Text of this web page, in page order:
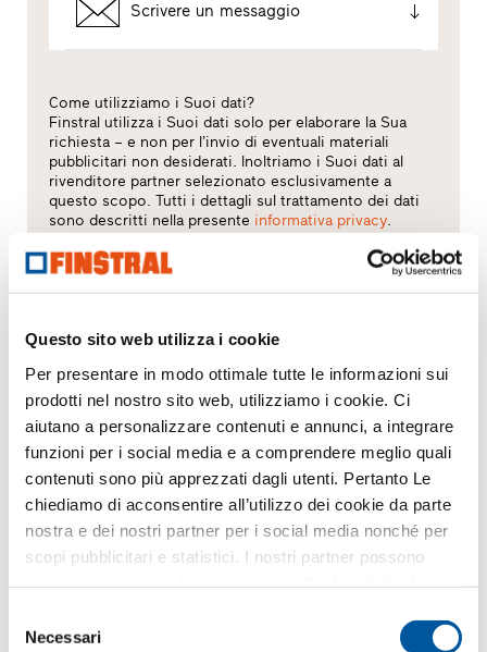
Questo sito web utilizza i cookie
Per presentare in modo ottimale tutte le informazioni sui
prodotti nel nostro sito web, utilizziamo i cookie. Ci
aiutano a personalizzare contenuti e annunci, a integrare
funzioni per i social media e a comprendere meglio quali
contenuti sono più apprezzati dagli utenti. Pertanto Le
chiediamo di acconsentire all’utilizzo dei cookie da parte
nostra e dei nostri partner per i social media nonché per
scopi pubblicitari e statistici. I nostri partner possono
delNecessari
Scrivere un messaggio
Come utilizziamo i Suoi dati?
Finstral utilizza i Suoi dati solo per elaborare la Sua
richiesta – e non per l’invio di eventuali materiali
pubblicitari non desiderati. Inoltriamo i Suoi dati al
rivenditore partner selezionato esclusivamente a
questo scopo. Tutti i dettagli sul trattamento dei dati
sono descritti nella presente informativa privacy.
Quale argomento Le interessa?
Finestre
Pareti vetrate
Sostituzione
Nuova costruzione
Il Suo messaggio